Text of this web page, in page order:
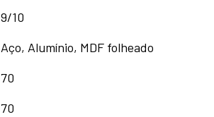
9/10
Aço, Alumínio, MDF folheado
70
70